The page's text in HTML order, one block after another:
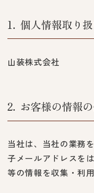
1 個人情報取り
山装株式会社
2 お客様の情報
当社は、当社の業務
子メールアドレスを
等の情報を収集・利